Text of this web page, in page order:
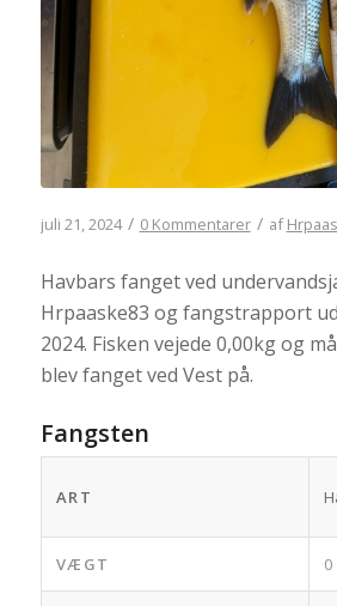
juli 21, 2024 / 0 Kommentarer / af
Havbars fanget ved
Hrpaaske83 og fangstrapport
2024. Fisken vejede 0,00kg og
blev fanget ved Vest på.
Fangsten
ART
VÆGT 0